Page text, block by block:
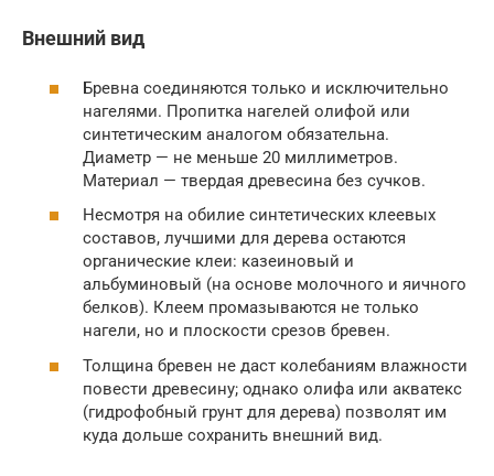
Внешний вид
Бревна соединяются только и исключительно
нагелями. Пропитка нагелей олифой или
синтетическим аналогом обязательна.
Диаметр — не меньше 20 миллиметров.
Материал — твердая древесина без сучков.
Несмотря на обилие синтетических клеевых
составов, лучшими для дерева остаются
органические клеи: казеиновый и
альбуминовый (на основе молочного и яичного
белков). Клеем промазываются не только
нагели, но и плоскости срезов бревен.
Толщина бревен не даст колебаниям влажности
повести древесину; однако олифа или акватекс
(гидрофобный грунт для дерева) позволят им
куда дольше сохранить внешний вид.